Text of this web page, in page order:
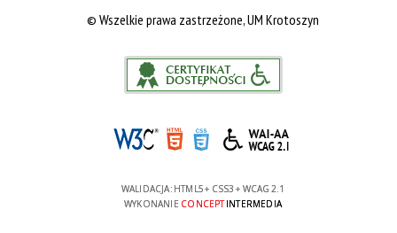
© Wszelkie prawa zastrzeżone, UM Krotoszyn
WALIDACJA: HTML5+ CSS3 + WCAG 2.1
WYKONANIE CONCEPTINTERMEDIA